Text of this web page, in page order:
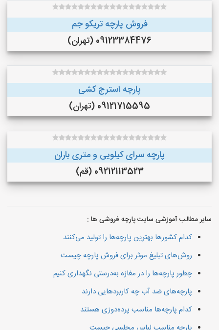
فروش پارچه تریکو جم
09123384476 (تهران)
پارچه استرج کشی
09121715595 (تهران)
پارچه سرای کیلویی و متری باران
09212113523 (قم)
سایر مطالب آموزشی سایت پارچه فروشی ها :
کدام کشورها بهترین پارچه‌ها را تولید می‌کنند
روش‌های تبلیغ موثر برای فروش پارچه چیست
چطور پارچه‌ها را در مغازه به‌درستی نگهداری کنیم
پارچه‌های ضد آب چه کاربردهایی دارند
کدام پارچه‌ها مناسب پرده‌دوزی هستند